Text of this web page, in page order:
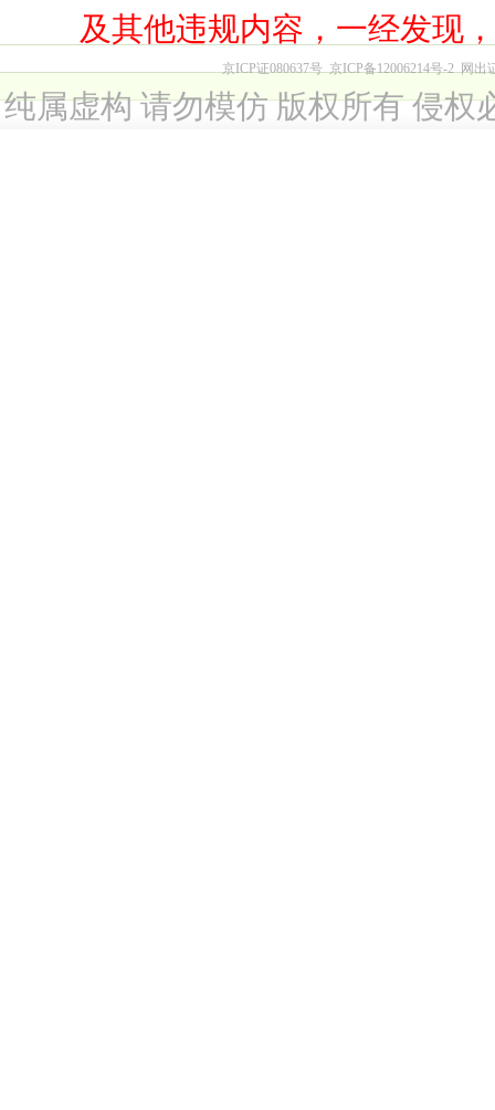
及其他违规内容，一经发现
京ICP证080637号 京ICP备12006214号-2 网出
纯属虚构 请勿模仿 版权所有 侵权